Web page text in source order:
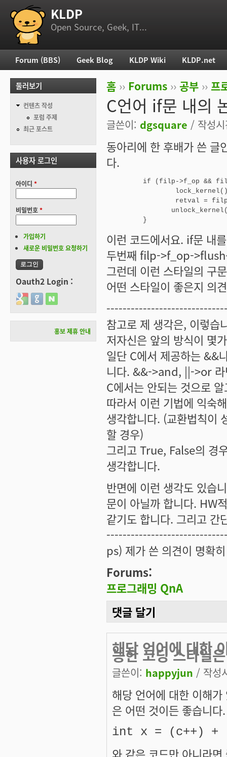
부 메뉴 KLDP
Open Source, Geek, IT...
현재 위치
홈 ›› Forums ›› 공부 ›› 프
C언어 if문 내의
글쓴이: dgsquare / 작성
동아리에 한 후배가 쓴 글
다.
if (filp->f_op &&
retval =
         }
이런 코드에서요. if문 내
두번째 filp->f_op->flush
그런데 이런 스타일의 구
어떤 스타일이 좋은지 의
참고로 제 생각은, 이렇습
저자신은 앞의 방식이 몇
일단 C에서 제공하는 &&
니다. &&->and, ||->or 라
C에서는 안되는 것으로
따라서 이런 기법에 익숙
생각합니다. (교환법칙이
할 경우)
그리고 True, False의 경
생각합니다.
반면에 이런 생각도 있습
문이 아닐까 합니다. HW
같기도 합니다. 그리고 간
ps) 제가 쓴 의견이 명확
Forums:
프로그래밍 QnA
댓글 달기
해당 언어에 대한
능한 코딩 스타일은
글쓴이: happyjun / 작성
해당 언어에 대한 이해
은 어떤 것이든 좋습니
int x = (c++) +
와 같은 코드만 아니라
주 메뉴
Forum (BBS) Geek Blog KLDP Wiki KLDP.net
둘러보기
컨텐츠 작성
포럼 주제
최근 포스트
사용자 로그인
아이디 *
비밀번호*
가입하기
새로운 비밀번호 요청하기
Oauth2 Login :
Login with Google
Login with GitHub
Login with Naver
홍보 제휴 안내